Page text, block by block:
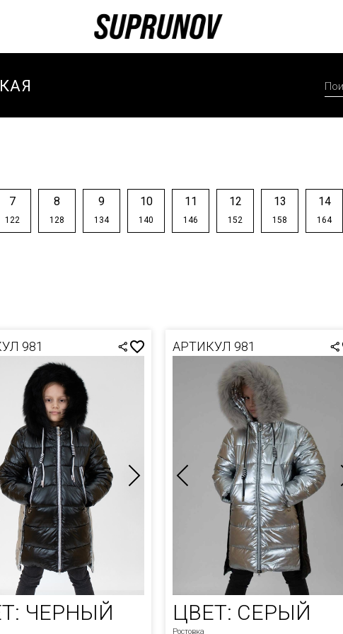
ДУТЫЙ
ЗИМА
ОСЕНЬ-
7
122
8
128
9
134
10
140
11
146
12
152
13
158
14
164
981
ЧЕРНЫЙ
АРТИКУЛ 981
ЦВЕТ: СЕРЫЙ
Ростовка